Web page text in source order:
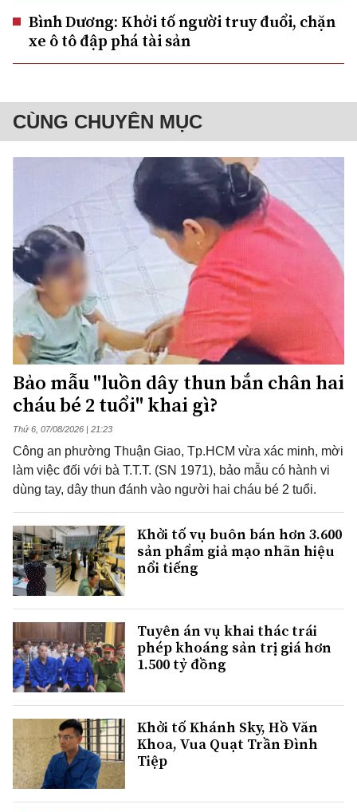
Bình Dương: Khởi tố người truy đuổi, chặn
xe ô tô đập phá tài sản
CÙNG CHUYÊN MỤC
Bảo mẫu "luồn dây thun bắn chân hai
cháu bé 2 tuổi" khai gì?
Thứ 6, 07/08/2026 | 21:23
Công an phường Thuận Giao, Tp.HCM vừa xác minh, mời
làm việc đối với bà T.T.T. (SN 1971), bảo mẫu có hành vi
dùng tay, dây thun đánh vào người hai cháu bé 2 tuổi.
Khởi tố vụ buôn bán hơn 3.600
sản phẩm giả mạo nhãn hiệu
nổi tiếng
Tuyên án vụ khai thác trái
phép khoáng sản trị giá hơn
1.500 tỷ đồng
Khởi tố Khánh Sky, Hồ Văn
Khoa, Vua Quạt Trần Đình
Tiệp